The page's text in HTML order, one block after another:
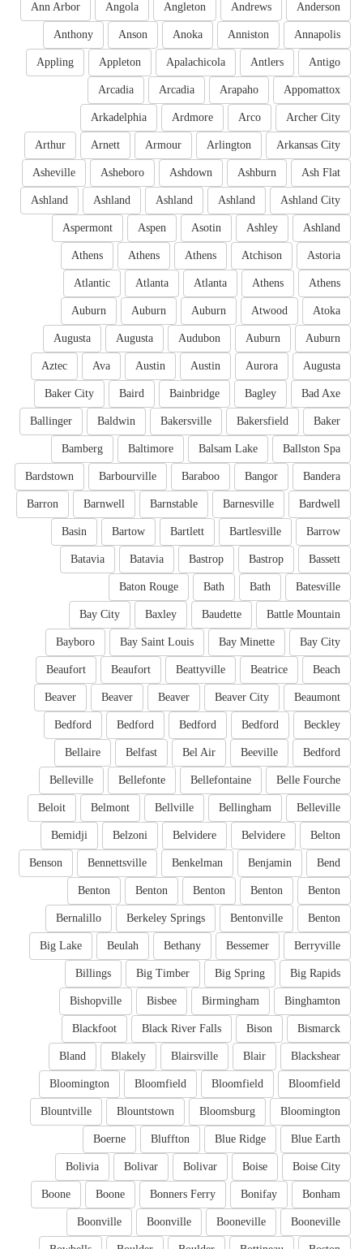
Anderson
Andrews
Angleton
Angola
Ann Arbor
Annapolis
Anniston
Anoka
Anson
Anthony
Antigo
Antlers
Apalachicola
Appleton
Appling
Appomattox
Arapaho
Arcadia
Arcadia
Archer City
Arco
Ardmore
Arkadelphia
Arkansas City
Arlington
Armour
Arnett
Arthur
Ash Flat
Ashburn
Ashdown
Asheboro
Asheville
Ashland City
Ashland
Ashland
Ashland
Ashland
Ashland
Ashley
Asotin
Aspen
Aspermont
Astoria
Atchison
Athens
Athens
Athens
Athens
Athens
Atlanta
Atlanta
Atlantic
Atoka
Atwood
Auburn
Auburn
Auburn
Auburn
Auburn
Audubon
Augusta
Augusta
Augusta
Aurora
Austin
Austin
Ava
Aztec
Bad Axe
Bagley
Bainbridge
Baird
Baker City
Baker
Bakersfield
Bakersville
Baldwin
Ballinger
Ballston Spa
Balsam Lake
Baltimore
Bamberg
Bandera
Bangor
Baraboo
Barbourville
Bardstown
Bardwell
Barnesville
Barnstable
Barnwell
Barron
Barrow
Bartlesville
Bartlett
Bartow
Basin
Bassett
Bastrop
Bastrop
Batavia
Batavia
Batesville
Bath
Bath
Baton Rouge
Battle Mountain
Baudette
Baxley
Bay City
Bay City
Bay Minette
Bay Saint Louis
Bayboro
Beach
Beatrice
Beattyville
Beaufort
Beaufort
Beaumont
Beaver City
Beaver
Beaver
Beaver
Beckley
Bedford
Bedford
Bedford
Bedford
Bedford
Beeville
Bel Air
Belfast
Bellaire
Belle Fourche
Bellefontaine
Bellefonte
Belleville
Belleville
Bellingham
Bellville
Belmont
Beloit
Belton
Belvidere
Belvidere
Belzoni
Bemidji
Bend
Benjamin
Benkelman
Bennettsville
Benson
Benton
Benton
Benton
Benton
Benton
Benton
Bentonville
Berkeley Springs
Bernalillo
Berryville
Bessemer
Bethany
Beulah
Big Lake
Big Rapids
Big Spring
Big Timber
Billings
Binghamton
Birmingham
Bisbee
Bishopville
Bismarck
Bison
Black River Falls
Blackfoot
Blackshear
Blair
Blairsville
Blakely
Bland
Bloomfield
Bloomfield
Bloomfield
Bloomington
Bloomington
Bloomsburg
Blountstown
Blountville
Blue Earth
Blue Ridge
Bluffton
Boerne
Boise City
Boise
Bolivar
Bolivar
Bolivia
Bonham
Bonifay
Bonners Ferry
Boone
Boone
Booneville
Booneville
Boonville
Boonville